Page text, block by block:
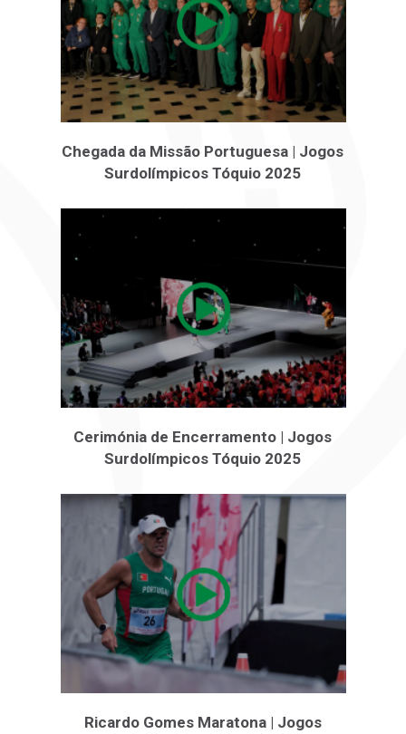
Chegada da Missão Portuguesa | Jogos
Surdolímpicos Tóquio 2025
Cerimónia de Encerramento | Jogos
Surdolímpicos Tóquio 2025
Ricardo Gomes Maratona | Jogos